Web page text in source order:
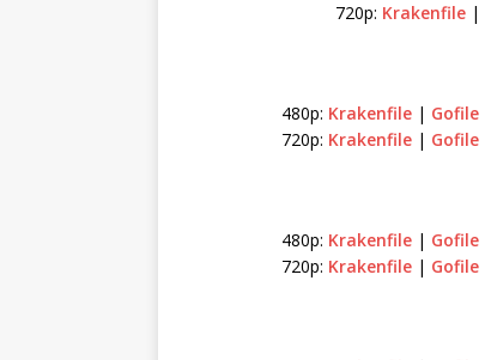
720p: Krakenfile |
480p: Krakenfile| Gofile
720p: Krakenfile| Gofile
480p: Krakenfile | Gofile
720p: Krakenfile | Gofile